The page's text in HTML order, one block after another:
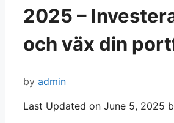
2025 –
och väx din
by admin
Last Updated on June 5, 2025